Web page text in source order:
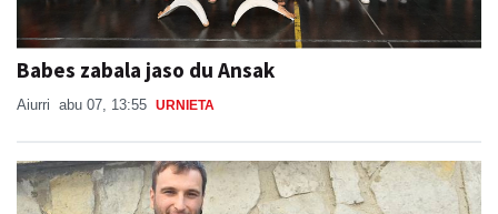
Babes zabala jaso du Ansak
Aiurri abu 07, 13:55 URNIETA